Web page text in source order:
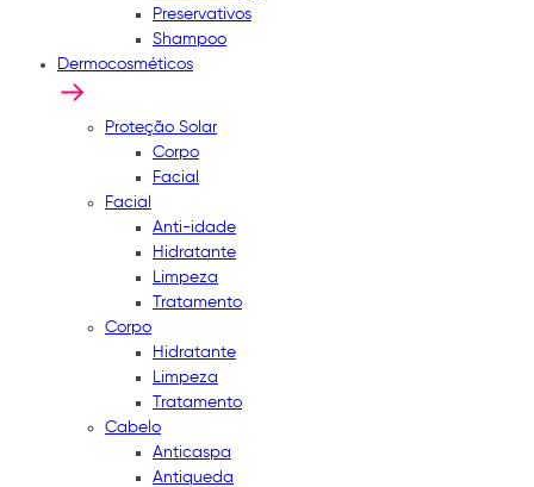
Preservativos
Shampoo
Dermocosméticos
Proteção Solar
Corpo
Facial
Facial
Anti-idade
Hidratante
Limpeza
Tratamento
Corpo
Hidratante
Limpeza
Tratamento
Cabelo
Anticaspa
Antiqueda